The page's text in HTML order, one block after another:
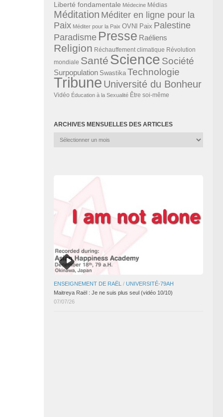
Liberté fondamentale Médecine Médias
Méditation Méditer en ligne pour la
Paix Méditer pour la Paix OVNI Paix Palestine
Paradisme Presse Raéliens
Religion Réchauffement climatique Révolution
mondiale Santé Science Société
Surpopulation Swastika Technologie
Tribune Université du Bonheur
Vidéo Éducation à la Sexualité Être soi-même
ARCHIVES MENSUELLES DES ARTICLES
Archives
ENSEIGNEMENT DE RAËL / UNIVERSITÉ-79AH
Maitreya Raël : Je ne suis plus seul (vidéo 10/10)
07/07/26